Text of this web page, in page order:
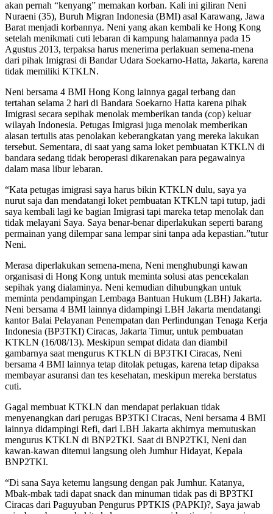
akan pernah “kenyang” memakan korban. Kali ini giliran Neni
Nuraeni (35), Buruh Migran Indonesia (BMI) asal Karawang, Jawa
Barat menjadi korbannya. Neni yang akan kembali ke Hong Kong
setelah menikmati cuti lebaran di kampung halamannya pada 15
Agustus 2013, terpaksa harus menerima perlakuan semena-mena
dari pihak Imigrasi di Bandar Udara Soekarno-Hatta, Jakarta, karena
tidak memiliki KTKLN.
Neni bersama 4 BMI Hong Kong lainnya gagal terbang dan
tertahan selama 2 hari di Bandara Soekarno Hatta karena pihak
Imigrasi secara sepihak menolak memberikan tanda (cop) keluar
wilayah Indonesia. Petugas Imigrasi juga menolak memberikan
alasan tertulis atas penolakan keberangkatan yang mereka lakukan
tersebut. Sementara, di saat yang sama loket pembuatan KTKLN di
bandara sedang tidak beroperasi dikarenakan para pegawainya
dalam masa libur lebaran.
“Kata petugas imigrasi saya harus bikin KTKLN dulu, saya ya
nurut saja dan mendatangi loket pembuatan KTKLN tapi tutup, jadi
saya kembali lagi ke bagian Imigrasi tapi mareka tetap menolak dan
tidak melayani Saya. Saya benar-benar diperlakukan seperti barang
permainan yang dilempar sana lempar sini tanpa ada kepastian.”tutur
Neni.
Merasa diperlakukan semena-mena, Neni menghubungi kawan
organisasi di Hong Kong untuk meminta solusi atas pencekalan
sepihak yang dialaminya. Neni kemudian dihubungkan untuk
meminta pendampingan Lembaga Bantuan Hukum (LBH) Jakarta.
Neni bersama 4 BMI lainnya didampingi LBH Jakarta mendatangi
kantor Balai Pelayanan Penempatan dan Perlindungan Tenaga Kerja
Indonesia (BP3TKI) Ciracas, Jakarta Timur, untuk pembuatan
KTKLN (16/08/13). Meskipun sempat didata dan diambil
gambarnya saat mengurus KTKLN di BP3TKI Ciracas, Neni
bersama 4 BMI lainnya tetap ditolak petugas, karena tetap dipaksa
membayar asuransi dan tes kesehatan, meskipun mereka berstatus
cuti.
Gagal membuat KTKLN dan mendapat perlakuan tidak
menyenangkan dari perugas BP3TKI Ciracas, Neni bersama 4 BMI
lainnya didampingi Refi, dari LBH Jakarta akhirnya memutuskan
mengurus KTKLN di BNP2TKI. Saat di BNP2TKI, Neni dan
kawan-kawan ditemui langsung oleh Jumhur Hidayat, Kepala
BNP2TKI.
“Di sana Saya ketemu langsung dengan pak Jumhur. Katanya,
Mbak-mbak tadi dapat snack dan minuman tidak pas di BP3TKI
Ciracas dari Paguyuban Pengurus PPTKIS (PAPKI)?, Saya jawab